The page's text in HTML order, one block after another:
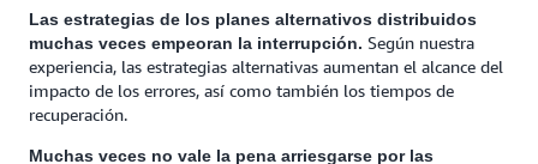
Las estrategias de los planes alternativos distribuidos
muchas veces empeoran la interrupción. Según nuestra
experiencia, las estrategias alternativas aumentan el alcance del
impacto de los errores, así como también los tiempos de
recuperación.
Muchas veces no vale la pena arriesgarse por las